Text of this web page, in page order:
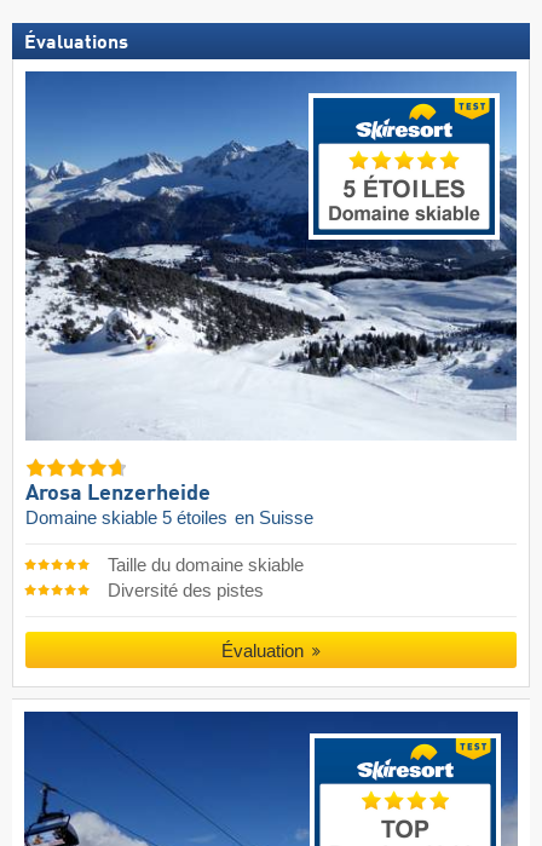
Évaluations
Arosa Lenzerheide
Domaine skiable 5 étoiles en Suisse
Taille du domaine skiable
Diversité des pistes
Évaluation